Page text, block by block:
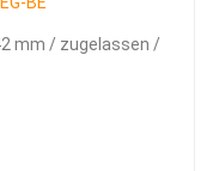
mm / zugelassen /